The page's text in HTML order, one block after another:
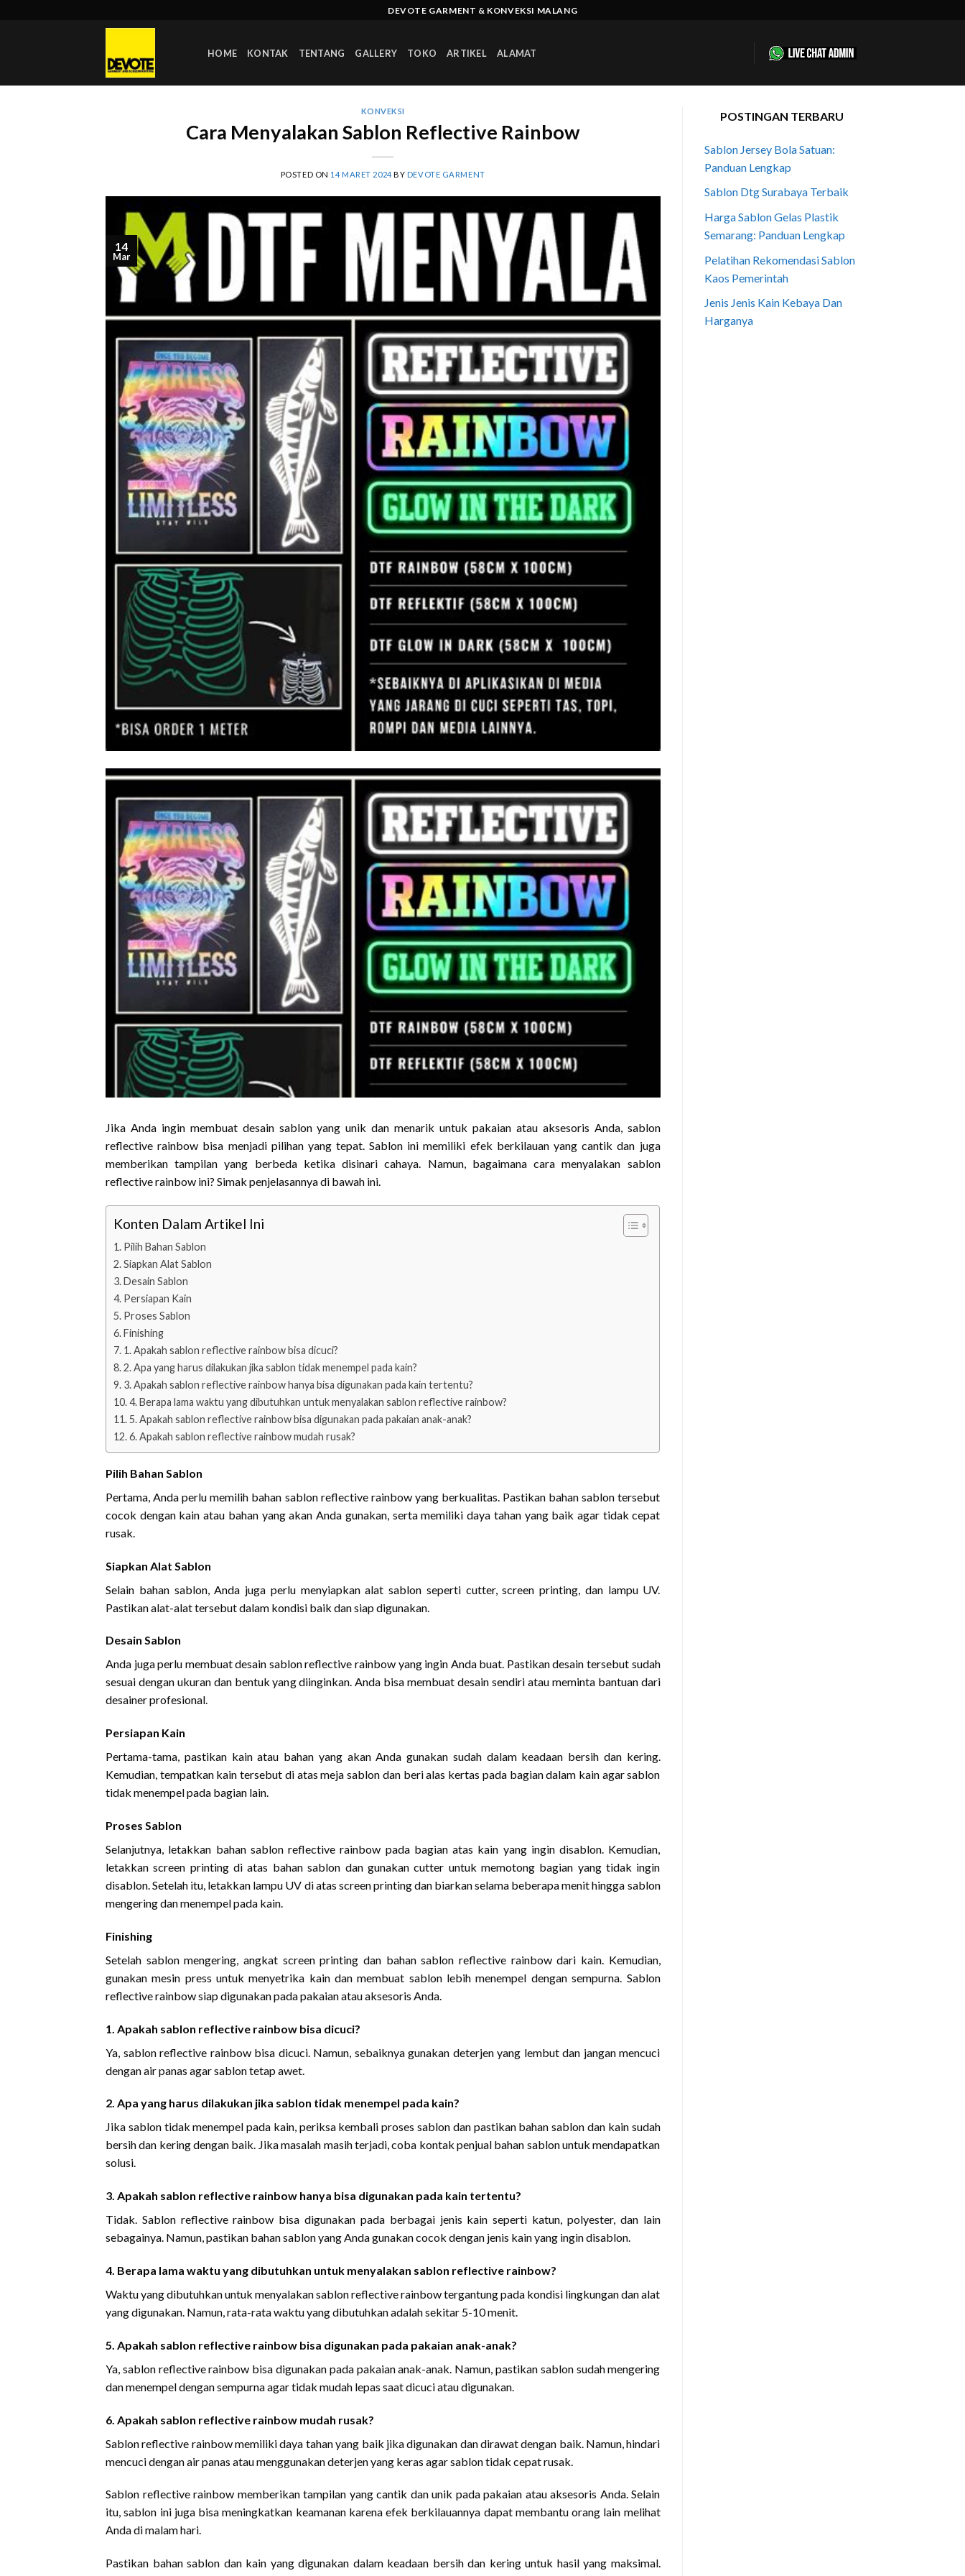
DEVOTE GARMENT & KONVEKSI MALANG
HOME KONTAK TENTANG GALLERY TOKO ARTIKEL ALAMAT
KONVEKSI
Cara Menyalakan Sablon Reflective Rainbow
POSTED ON 14 MARET 2024 BY DEVOTE GARMENT
14
Mar
Jika Anda ingin membuat desain sablon yang unik dan menarik untuk pakaian atau aksesoris Anda, sablon
reflective rainbow bisa menjadi pilihan yang tepat. Sablon ini memiliki efek berkilauan yang cantik dan juga
memberikan tampilan yang berbeda ketika disinari cahaya. Namun, bagaimana cara menyalakan sablon
reflective rainbow ini? Simak penjelasannya di bawah ini.
Konten Dalam Artikel Ini
Pilih Bahan Sablon
Siapkan Alat Sablon
Desain Sablon
Persiapan Kain
Proses Sablon
Finishing
1. Apakah sablon reflective rainbow bisa dicuci?
2. Apa yang harus dilakukan jika sablon tidak menempel pada kain?
3. Apakah sablon reflective rainbow hanya bisa digunakan pada kain tertentu?
4. Berapa lama waktu yang dibutuhkan untuk menyalakan sablon reflective rainbow?
5. Apakah sablon reflective rainbow bisa digunakan pada pakaian anak-anak?
6. Apakah sablon reflective rainbow mudah rusak?
Pilih Bahan Sablon
Pertama, Anda perlu memilih bahan sablon reflective rainbow yang berkualitas. Pastikan bahan sablon tersebut
cocok dengan kain atau bahan yang akan Anda gunakan, serta memiliki daya tahan yang baik agar tidak cepat
rusak.
Siapkan Alat Sablon
Selain bahan sablon, Anda juga perlu menyiapkan alat sablon seperti cutter, screen printing, dan lampu UV.
Pastikan alat-alat tersebut dalam kondisi baik dan siap digunakan.
Desain Sablon
Anda juga perlu membuat desain sablon reflective rainbow yang ingin Anda buat. Pastikan desain tersebut sudah
sesuai dengan ukuran dan bentuk yang diinginkan. Anda bisa membuat desain sendiri atau meminta bantuan dari
desainer profesional.
Persiapan Kain
Pertama-tama, pastikan kain atau bahan yang akan Anda gunakan sudah dalam keadaan bersih dan kering.
Kemudian, tempatkan kain tersebut di atas meja sablon dan beri alas kertas pada bagian dalam kain agar sablon
tidak menempel pada bagian lain.
Proses Sablon
Selanjutnya, letakkan bahan sablon reflective rainbow pada bagian atas kain yang ingin disablon. Kemudian,
letakkan screen printing di atas bahan sablon dan gunakan cutter untuk memotong bagian yang tidak ingin
disablon. Setelah itu, letakkan lampu UV di atas screen printing dan biarkan selama beberapa menit hingga sablon
mengering dan menempel pada kain.
Finishing
Setelah sablon mengering, angkat screen printing dan bahan sablon reflective rainbow dari kain. Kemudian,
gunakan mesin press untuk menyetrika kain dan membuat sablon lebih menempel dengan sempurna. Sablon
reflective rainbow siap digunakan pada pakaian atau aksesoris Anda.
1. Apakah sablon reflective rainbow bisa dicuci?
Ya, sablon reflective rainbow bisa dicuci. Namun, sebaiknya gunakan deterjen yang lembut dan jangan mencuci
dengan air panas agar sablon tetap awet.
2. Apa yang harus dilakukan jika sablon tidak menempel pada kain?
Jika sablon tidak menempel pada kain, periksa kembali proses sablon dan pastikan bahan sablon dan kain sudah
bersih dan kering dengan baik. Jika masalah masih terjadi, coba kontak penjual bahan sablon untuk mendapatkan
solusi.
3. Apakah sablon reflective rainbow hanya bisa digunakan pada kain tertentu?
Tidak. Sablon reflective rainbow bisa digunakan pada berbagai jenis kain seperti katun, polyester, dan lain
sebagainya. Namun, pastikan bahan sablon yang Anda gunakan cocok dengan jenis kain yang ingin disablon.
4. Berapa lama waktu yang dibutuhkan untuk menyalakan sablon reflective rainbow?
Waktu yang dibutuhkan untuk menyalakan sablon reflective rainbow tergantung pada kondisi lingkungan dan alat
yang digunakan. Namun, rata-rata waktu yang dibutuhkan adalah sekitar 5-10 menit.
5. Apakah sablon reflective rainbow bisa digunakan pada pakaian anak-anak?
Ya, sablon reflective rainbow bisa digunakan pada pakaian anak-anak. Namun, pastikan sablon sudah mengering
dan menempel dengan sempurna agar tidak mudah lepas saat dicuci atau digunakan.
6. Apakah sablon reflective rainbow mudah rusak?
Sablon reflective rainbow memiliki daya tahan yang baik jika digunakan dan dirawat dengan baik. Namun, hindari
mencuci dengan air panas atau menggunakan deterjen yang keras agar sablon tidak cepat rusak.
Sablon reflective rainbow memberikan tampilan yang cantik dan unik pada pakaian atau aksesoris Anda. Selain
itu, sablon ini juga bisa meningkatkan keamanan karena efek berkilauannya dapat membantu orang lain melihat
Anda di malam hari.
Pastikan bahan sablon dan kain yang digunakan dalam keadaan bersih dan kering untuk hasil yang maksimal.
POSTINGAN TERBARU
Sablon Jersey Bola Satuan:
Panduan Lengkap
Sablon Dtg Surabaya Terbaik
Harga Sablon Gelas Plastik
Semarang: Panduan Lengkap
Pelatihan Rekomendasi Sablon
Kaos Pemerintah
Jenis Jenis Kain Kebaya Dan
Harganya